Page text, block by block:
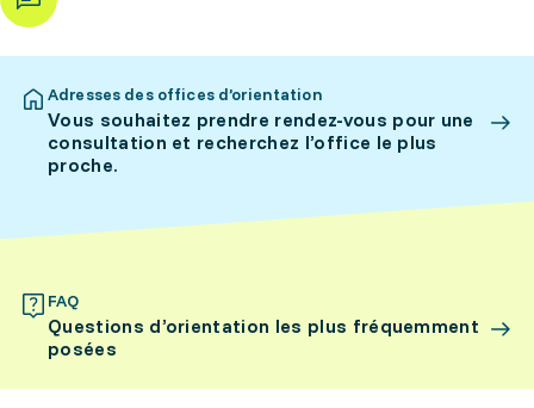
Adresses des offices d’orientation
Vous souhaitez prendre rendez-vous pour une
consultation et recherchez l’office le plus
proche.
FAQ
Questions d’orientation les plus fréquemment
posées